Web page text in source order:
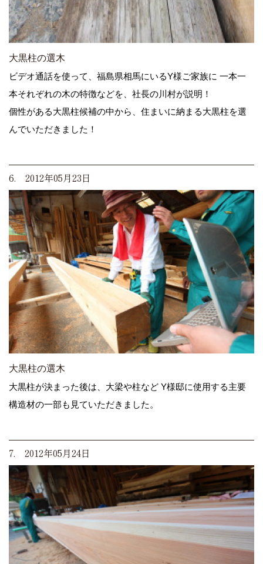
大黒柱の選木
ビデオ通話を使って、福島県相馬にいるY様ご家族に 一本一
本それぞれの木の特徴などを、社長の川村が説明！
個性がある大黒柱候補の中から、住まいに納まる大黒柱を選
んでいただきました！
6. 2012年05月23日
大黒柱の選木
大黒柱が決まった後は、大梁や柱など Y様邸に使用する主要
構造材の一部も見ていただきました。
7. 2012年05月24日